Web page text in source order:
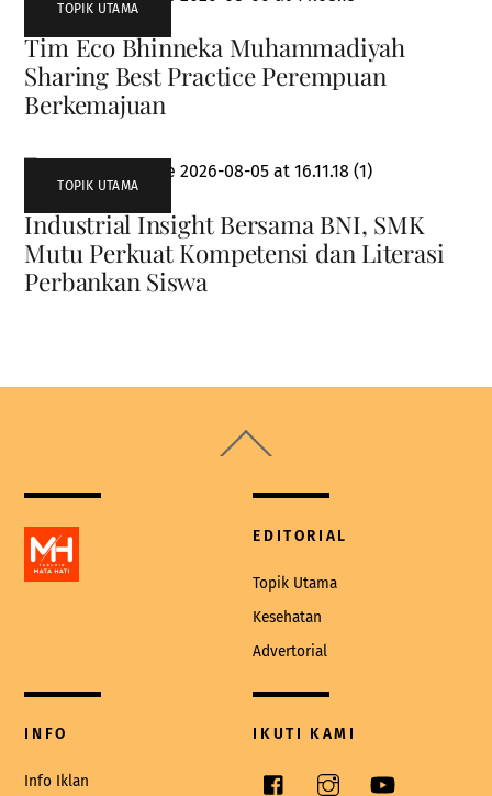
TOPIK UTAMA
Tim Eco Bhinneka Muhammadiyah
Sharing Best Practice Perempuan
Berkemajuan
TOPIK UTAMA
Industrial Insight Bersama BNI, SMK
Mutu Perkuat Kompetensi dan Literasi
Perbankan Siswa
To
EDITORIAL
Topik Utama
Kesehatan
Advertorial
INFO
Info Iklan
IKUTI KAMI
Facebook